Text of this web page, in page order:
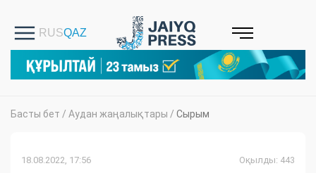
Басты бет / Аудан жаңалықтары / Сырым
18.08.2022, 17:56 Оқылды: 443